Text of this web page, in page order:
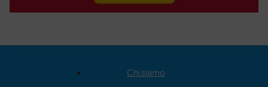
Chi siamo